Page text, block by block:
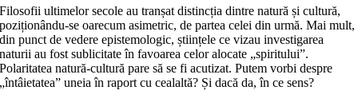
Filosofii ultimelor secole au tranșat distincția dintre natură și cultură,
poziționându-se oarecum asimetric, de partea celei din urmă. Mai mult,
din punct de vedere epistemologic, științele ce vizau investigarea
naturii au fost sublicitate în favoarea celor alocate „spiritului”.
Polaritatea natură-cultură pare să se fi acutizat. Putem vorbi despre
„întâietatea” uneia în raport cu cealaltă? Și dacă da, în ce sens?